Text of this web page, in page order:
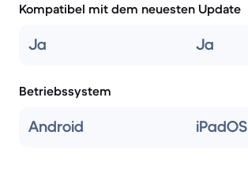
Kompatibel mit dem neuesten Update
Ja Ja
Betriebssystem
Android iPadOS